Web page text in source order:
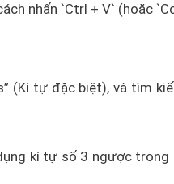
nhấn `Ctrl + V` (hoặc
(Kí tự đặc biệt), và tìm
kí tự số 3 ngược trong